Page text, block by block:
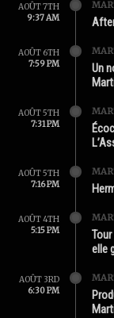
AOÛT 7TH
9:37 AM
AOÛT 6TH
7:59 PM
Un
AOÛT 5TH
7:31 PM
AOÛT 5TH
7:16 PM
AOÛT 4TH
5:15 PM
elle
AOÛT 3RD
6:30 PM